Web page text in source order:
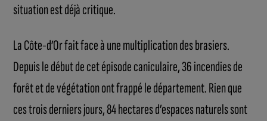
situation est déjà critique.
La Côte-d’Or fait face à une multiplication des brasiers.
Depuis le début de cet épisode caniculaire, 36 incendies de
forêt et de végétation ont frappé le département. Rien que
ces trois derniers jours, 84 hectares d’espaces naturels sont